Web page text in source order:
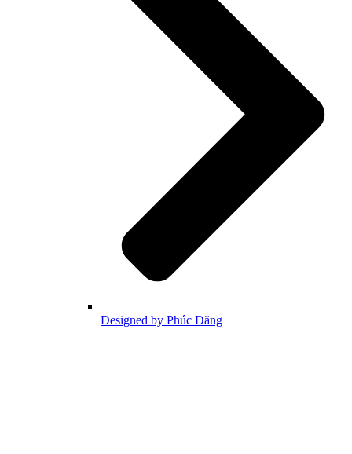
Designed by Phúc Đăng